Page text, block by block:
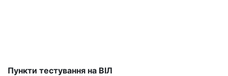
Пункти тестування на ВІЛ